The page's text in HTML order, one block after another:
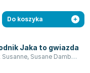
Do koszyka
Jaka to gwiazda
Susanne, Susane Dambeck